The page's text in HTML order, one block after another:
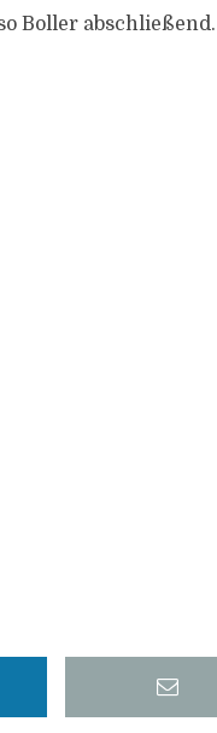
Boller abschließend.